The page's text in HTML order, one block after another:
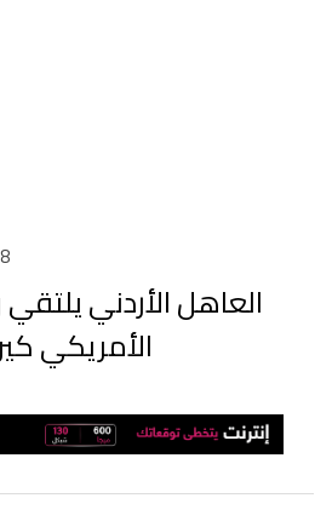
العاهل الأردني يلتقي
الأمريكي